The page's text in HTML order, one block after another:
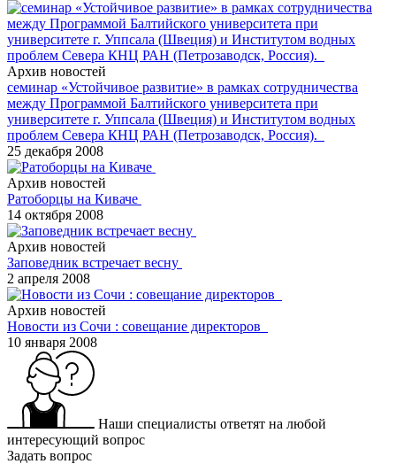
Архив новостей
семинар «Устойчивое развитие» в рамках сотрудничества
между Программой Балтийского университета при
университете г. Уппсала (Швеция) и Институтом водных
проблем Севера КНЦ РАН (Петрозаводск, Россия).
25 декабря 2008
Архив новостей
Ратоборцы на Киваче
14 октября 2008
Архив новостей
Заповедник встречает весну
2 апреля 2008
Архив новостей
Новости из Сочи : совещание директоров
10 января 2008
Наши специалисты ответят на любой
интересующий вопрос
Задать вопрос